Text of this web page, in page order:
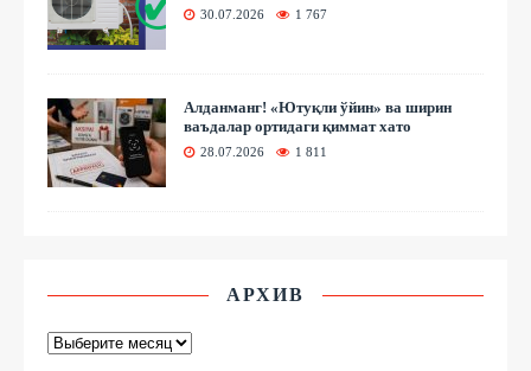
30.07.2026 1 767
Алданманг! «Ютуқли ўйин» ва ширин
ваъдалар ортидаги қиммат хато
28.07.2026 1 811
АРХИВ